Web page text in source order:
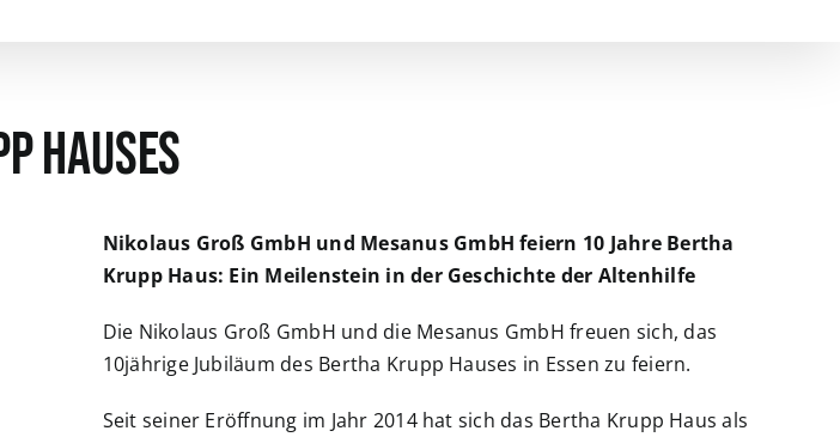
Hauses
Nikolaus Groß GmbH und Mesanus GmbH feiern 10 Jahre Bertha
Krupp Haus: Ein Meilenstein in der Geschichte der Altenhilfe
Die Nikolaus Groß GmbH und die Mesanus GmbH freuen sich, das
10jährige Jubiläum des Bertha Krupp Hauses in Essen zu feiern.
Seit seiner Eröffnung im Jahr 2014 hat sich das Bertha Krupp Haus als